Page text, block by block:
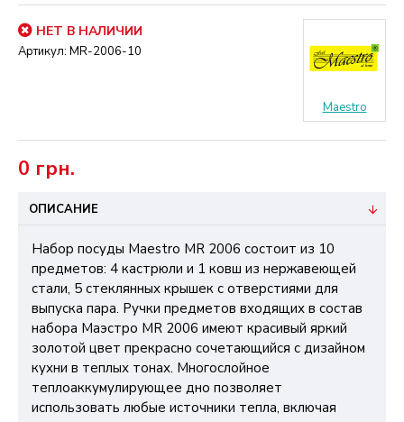
0 грн.
НЕТ В НАЛИЧИИ
Артикул: MR-2006-10
Maestro
ОПИСАНИЕ
Набор посуды Maestro MR 2006 состоит из 10
предметов: 4 кастрюли и 1 ковш из нержавеющей
стали, 5 стеклянных крышек с отверстиями для
выпуска пара. Ручки предметов входящих в состав
набора Маэстро MR 2006 имеют красивый яркий
золотой цвет прекрасно сочетающийся с дизайном
кухни в теплых тонах. Многослойное
теплоаккумулирующее дно позволяет
использовать любые источники тепла, включая